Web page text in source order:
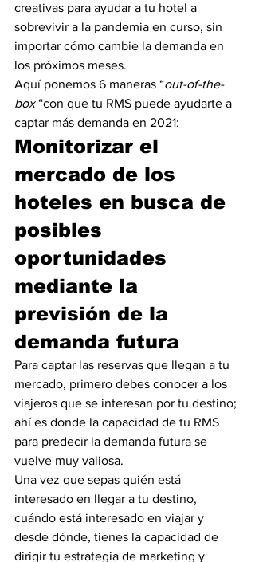
creativas para ayudar a tu hotel a
sobrevivir a la pandemia en curso, sin
importar cómo cambie la demanda en
los próximos meses.
Aquí ponemos 6 maneras “out-of-the-
box “con que tu RMS puede ayudarte a
captar más demanda en 2021:
Monitorizar el
mercado de los
hoteles en busca de
posibles
oportunidades
mediante la
previsión de la
demanda futura
Para captar las reservas que llegan a tu
mercado, primero debes conocer a los
viajeros que se interesan por tu destino;
ahí es donde la capacidad de tu RMS
para predecir la demanda futura se
vuelve muy valiosa.
Una vez que sepas quién está
interesado en llegar a tu destino,
cuándo está interesado en viajar y
desde dónde, tienes la capacidad de
dirigir tu estrategia de marketing y